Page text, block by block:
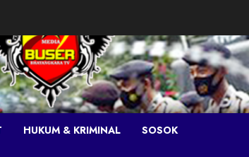
HUKUM & KRIMINAL SOSOK